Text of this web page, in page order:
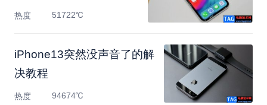
热度 51722℃
iPhone13突然没声音了的解
决教程
热度 94674℃